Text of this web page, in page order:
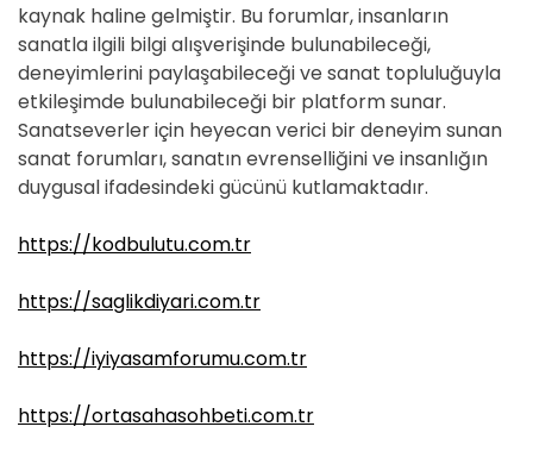
kaynak haline gelmiştir. Bu forumlar, insanların
sanatla ilgili bilgi alışverişinde bulunabileceği,
deneyimlerini paylaşabileceği ve sanat topluluğuyla
etkileşimde bulunabileceği bir platform sunar.
Sanatseverler için heyecan verici bir deneyim sunan
sanat forumları, sanatın evrenselliğini ve insanlığın
duygusal ifadesindeki gücünü kutlamaktadır.
https://kodbulutu.com.tr
https://saglikdiyari.com.tr
https://iyiyasamforumu.com.tr
https://ortasahasohbeti.com.tr